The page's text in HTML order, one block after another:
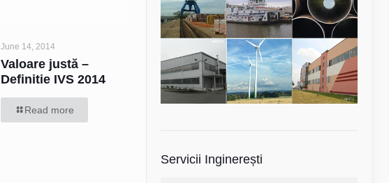
June 14, 2014
Valoare justă –
Definitie IVS 2014
Read more
Servicii Inginerești